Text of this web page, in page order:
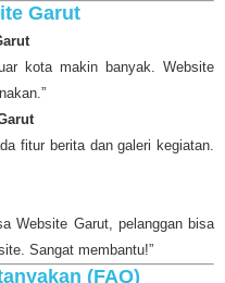
Garut
kota makin banyak. Website
fitur berita dan galeri kegiatan.
Website Garut, pelanggan bisa
Sangat membantu!”
(FAQ)